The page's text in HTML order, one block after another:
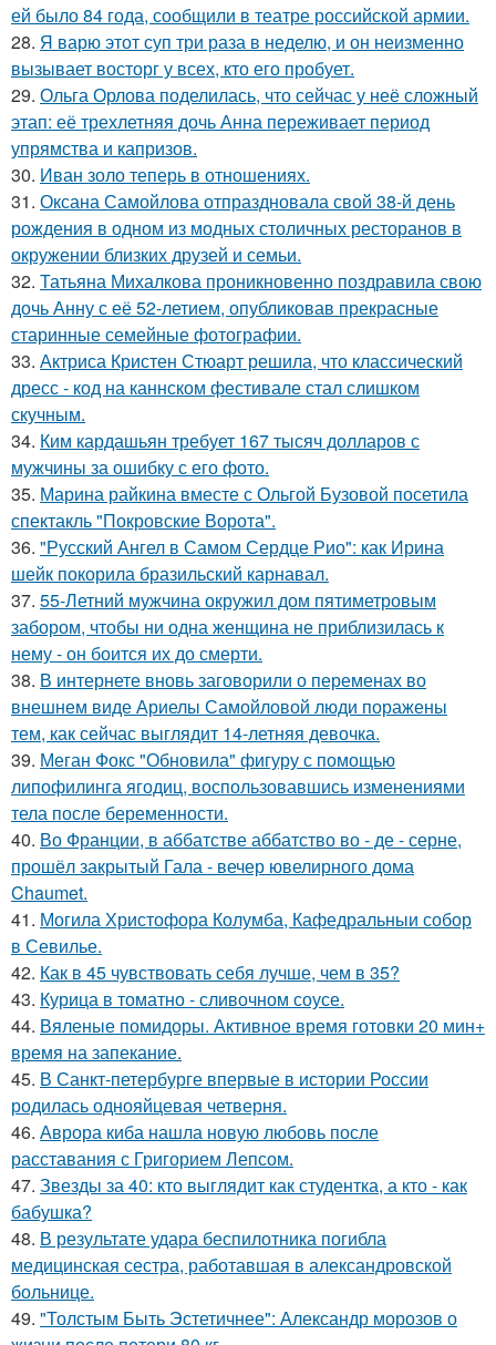
ей было 84 года, сообщили в театре российской армии.
28. Я варю этот суп три раза в неделю, и он неизменно
вызывает восторг у всех, кто его пробует.
29. Ольга Орлова поделилась, что сейчас у неё сложный
этап: её трехлетняя дочь Анна переживает период
упрямства и капризов.
30. Иван золо теперь в отношениях.
31. Оксана Самойлова отпраздновала свой 38-й день
рождения в одном из модных столичных ресторанов в
окружении близких друзей и семьи.
32. Татьяна Михалкова проникновенно поздравила свою
дочь Анну с её 52-летием, опубликовав прекрасные
старинные семейные фотографии.
33. Актриса Кристен Стюарт решила, что классический
дресс - код на каннском фестивале стал слишком
скучным.
34. Ким кардашьян требует 167 тысяч долларов с
мужчины за ошибку с его фото.
35. Марина райкина вместе с Ольгой Бузовой посетила
спектакль "Покровские Ворота".
36. "Русский Ангел в Самом Сердце Рио": как Ирина
шейк покорила бразильский карнавал.
37. 55-Летний мужчина окружил дом пятиметровым
забором, чтобы ни одна женщина не приблизилась к
нему - он боится их до смерти.
38. В интернете вновь заговорили о переменах во
внешнем виде Ариелы Самойловой люди поражены
тем, как сейчас выглядит 14-летняя девочка.
39. Меган Фокс "Обновила" фигуру с помощью
липофилинга ягодиц, воспользовавшись изменениями
тела после беременности.
40. Во Франции, в аббатстве аббатство во - де - серне,
прошёл закрытый Гала - вечер ювелирного дома
Chaumet.
41. Могила Христофора Колумба, Кафедральныи собор
в Севилье.
42. Как в 45 чувствовать себя лучше, чем в 35?
43. Курица в томатно - сливочном соусе.
44. Вяленые помидоры. Активное время готовки 20 мин+
время на запекание.
45. В Санкт-петербурге впервые в истории России
родилась однояйцевая четверня.
46. Аврора киба нашла новую любовь после
расставания с Григорием Лепсом.
47. Звезды за 40: кто выглядит как студентка, а кто - как
бабушка?
48. В результате удара беспилотника погибла
медицинская сестра, работавшая в александровской
больнице.
49. "Толстым Быть Эстетичнее": Александр морозов о